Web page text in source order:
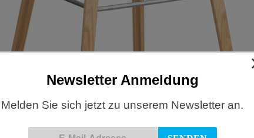
Newsletter Anmeldung
Melden Sie sich jetzt zu unserem Newsletter an.